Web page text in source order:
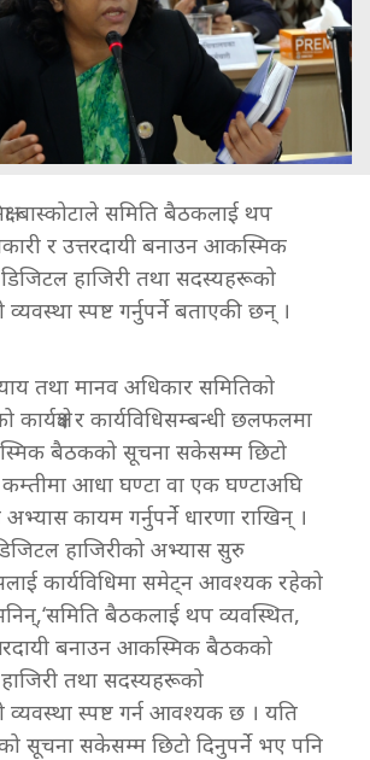
बास्कोटाले समिति बैठकलाई थप
र उत्तरदायी बनाउन आकस्मिक
हाजिरी तथा सदस्यहरूको
स्पष्ट गर्नुपर्ने बताएकी छन् ।
तथा मानव अधिकार समितिको
र कार्यविधिसम्बन्धी छलफलमा
बैठकको सूचना सकेसम्म छिटो
कम्तीमा आधा घण्टा वा एक घण्टाअघि
कायम गर्नुपर्ने धारणा राखिन् ।
हाजिरीको अभ्यास सुरु
कार्यविधिमा समेट्न आवश्यक रहेको
बैठकलाई थप व्यवस्थित,
बनाउन आकस्मिक बैठकको
तथा सदस्यहरूको
व्यवस्था स्पष्ट गर्न आवश्यक छ । यति
सूचना सकेसम्म छिटो दिनुपर्ने भए पनि